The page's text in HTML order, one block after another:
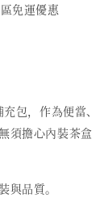
免運優惠
包，作為便當、
須擔心內裝茶盒
品質。